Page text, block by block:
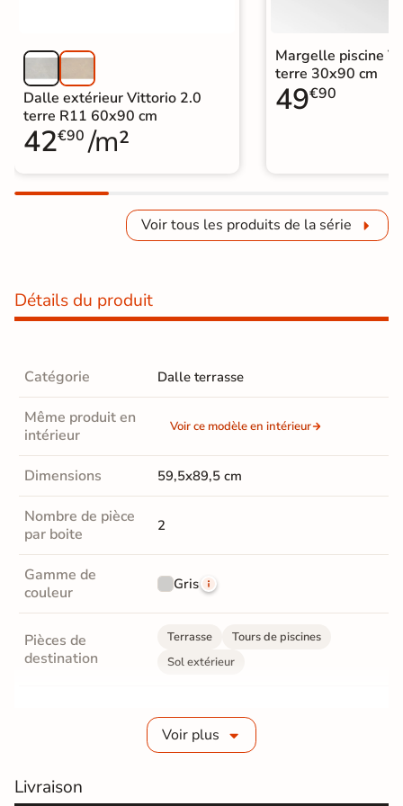
Dalle extérieur Vittorio 2.0
terre R11 60x90 cm
42€90 /m²
Margelle piscine
terre 30x90 cm
49€90
Voir tous les produits de la série
Détails du produit
Catégorie Dalle terrasse
Même produit en
intérieur
Voir ce modèle en intérieur
Dimensions 59,5x89,5 cm
Nombre de pièce
par boite
2
Gamme de
couleur
Gris
Pièces de
destination
Terrasse
Tours de piscines
Sol extérieur
20 mm
Coefficient
Voir plus
Livraison